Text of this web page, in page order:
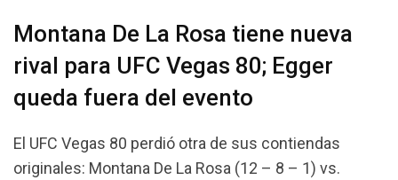
Montana De La Rosa tiene nueva
rival para UFC Vegas 80; Egger
queda fuera del evento
El UFC Vegas 80 perdió otra de sus contiendas
originales: Montana De La Rosa (12 – 8 – 1) vs.